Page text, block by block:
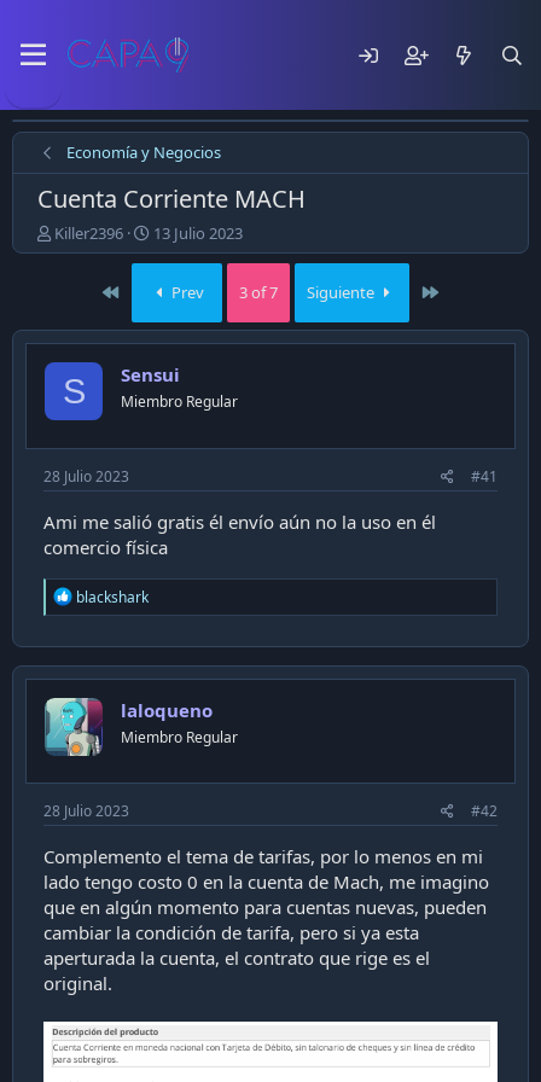
Economía y Negocios
Cuenta Corriente MACH
E
m
ó
e
e
m
a
Killer2396
F
e
h
a
d
p
u
l
c
a
c
i
ó
13 Julio 2023
First Prev 3 of 7 Siguiente
S Sensui
Miembro Regular
28 Julio 2023 #41
Ami me salió gratis él envío aún no la uso en él
comercio física
R
e
c
t
o
n
s
blackshark
laloqueno
Miembro Regular
28 Julio 2023 #42
Complemento el tema de tarifas, por lo menos en mi
lado tengo costo 0 en la cuenta de Mach, me imagino
que en algún momento para cuentas nuevas, pueden
cambiar la condición de tarifa, pero si ya esta
aperturada la cuenta, el contrato que rige es el
original.